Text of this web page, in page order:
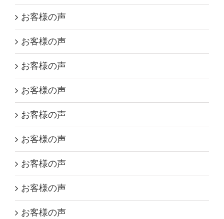
お客様の声
お客様の声
お客様の声
お客様の声
お客様の声
お客様の声
お客様の声
お客様の声
お客様の声